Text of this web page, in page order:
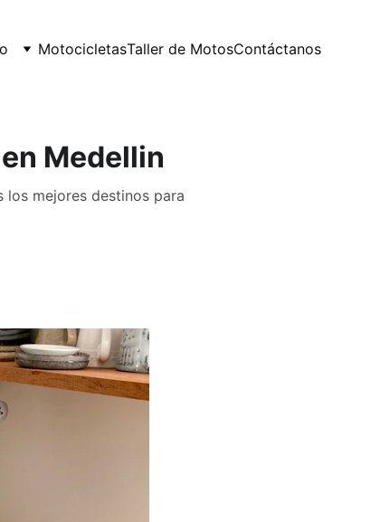
MotocicletasTaller de MotosContáctanos
Medellin
los mejores destinos para